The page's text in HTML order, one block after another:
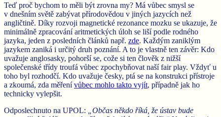
Teď proč bychom to měli být zrovna my? Má vůbec smysl se
v dnešním světě zabývat přírodovědou v jiných jazycích než
angličtině. Díky rozvoji magnetické rezonance mozku se ukazuje, že
minimálně zpracování aritmetických úloh se liší podle rodného
jazyka, jeden z posledních článků např. zde. Každým zaniklým
jazykem zaniká i určitý druh poznání. A to je vlastně ten závěr: Kdo
uvažuje anglosasky, pohorší se, cože si ten člověk z nižší
společenské třídy troufá vůbec zpochybňovat naší fair play. Vždyť u
toho byl rozhodčí. Kdo uvažuje česky, ptá se na konstrukci přístroje
a zkoumá, zda měřenívůbec mohlo takto vyjít, případně jak ho
technicky vylepšit.
Odposlechnuto na UPOL:
„Občas někdo říká, že ústav bude